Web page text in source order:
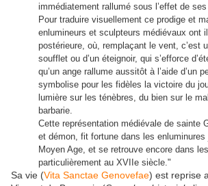
immédiatement rallumé sous l’effet de
Pour traduire visuellement ce prodige et
enlumineurs et sculpteurs médiévaux ont
postérieure, où, remplaçant le vent, c’est
soufflet ou d’un éteignoir, qui s’efforce
qu’un ange rallume aussitôt à l’aide d’un
symbolise pour les fidèles la victoire du
lumière sur les ténèbres, du bien sur le
barbarie.
Cette représentation médiévale de sainte
et démon, fit fortune dans les enluminures
Moyen Age, et se retrouve encore dans
particulièrement au XVIIe siècle."
Sa vie (Vita Sanctae Genovefae) est reprise